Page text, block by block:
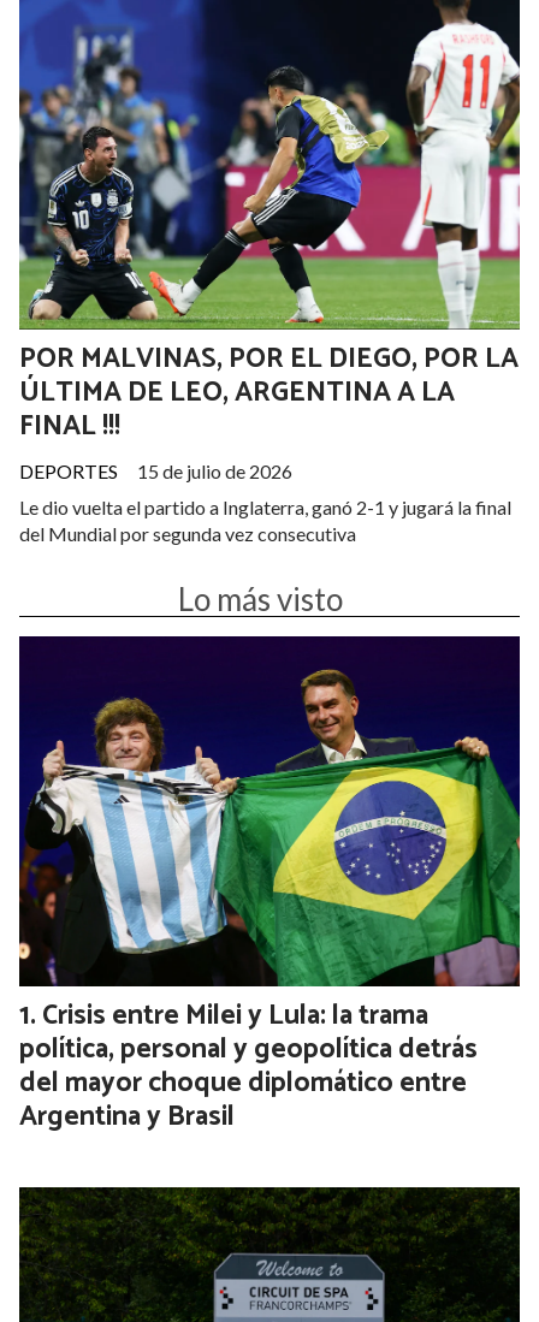
POR MALVINAS, POR EL DIEGO, POR LA
ÚLTIMA DE LEO, ARGENTINA A LA
FINAL !!!
DEPORTES
15 de julio de 2026
Le dio vuelta el partido a Inglaterra, ganó 2-1 y jugará la final
del Mundial por segunda vez consecutiva
Lo más visto
Crisis entre Milei y Lula: la trama
política, personal y geopolítica detrás
del mayor choque diplomático entre
Argentina y Brasil